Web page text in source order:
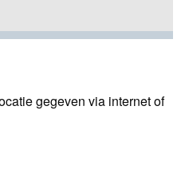
gegeven via internet of